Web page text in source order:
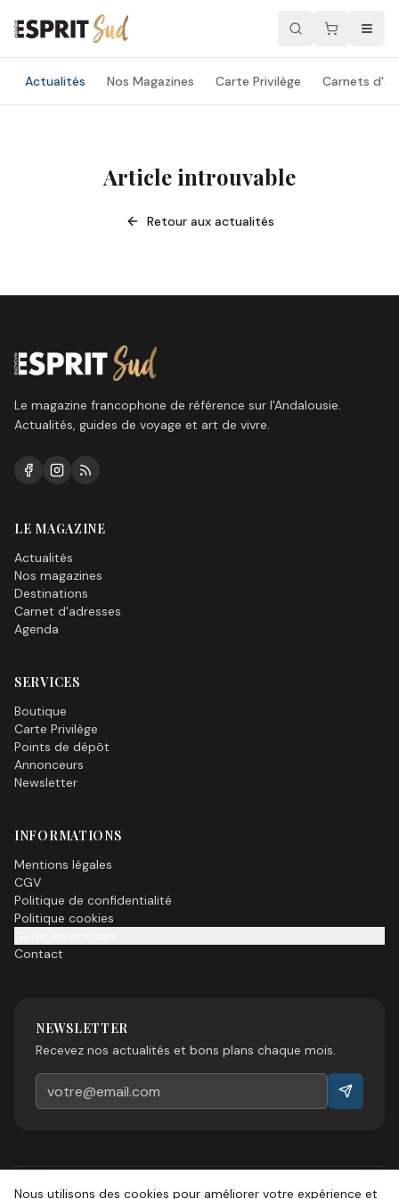
Actualités Nos Magazines Carte Privilège Carnets
Article introuvable
Retour aux actualités
Le magazine francophone de référence sur l'Andalousie.
Actualités, guides de voyage et art de vivre.
LE MAGAZINE
Actualités
Nos magazines
Destinations
Carnet d'adresses
Agenda
SERVICES
Boutique
Carte Privilège
Points de dépôt
Annonceurs
Newsletter
INFORMATIONS
Mentions légales
CGV
Politique de confidentialité
Politique cookies
Contact
NEWSLETTER
Recevez nos actualités et bons plans chaque mois.
Nous utilisons des cookies pour améliorer votre expérience et